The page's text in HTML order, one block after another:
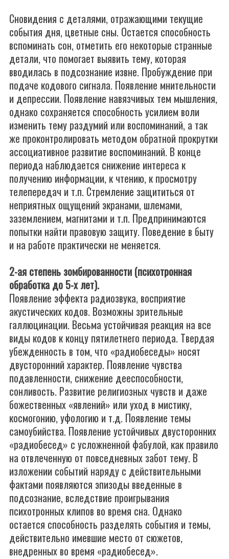
Сновидения с деталями, отражающими текущие
события дня, цветные сны. Остается способность
вспоминать сон, отметить его некоторые странные
детали, что помогает выявить тему, которая
вводилась в подсознание извне. Пробуждение при
подаче кодового сигнала. Появление мнительности
и депрессии. Появление навязчивых тем мышления,
однако сохраняется способность усилием воли
изменить тему раздумий или воспоминаний, а так
же проконтролировать методом обратной прокрутки
ассоциативное развитие воспоминаний. В конце
периода наблюдается снижение интереса к
получению информации, к чтению, к просмотру
телепередач и т.п. Стремление защититься от
неприятных ощущений экранами, шлемами,
заземлением, магнитами и т.п. Предпринимаются
попытки найти правовую защиту. Поведение в быту
и на работе практически не меняется.
2-ая степень зомбированности (психотронная
обработка до 5-х лет).
Появление эффекта радиозвука, восприятие
акустических кодов. Возможны зрительные
галлюцинации. Весьма устойчивая реакция на все
виды кодов к концу пятилетнего периода. Твердая
убежденность в том, что «радиобеседы» носят
двусторонний характер. Появление чувства
подавленности, снижение дееспособности,
сонливость. Развитие религиозных чувств и даже
божественных «явлений» или уход в мистику,
космогонию, уфологию и т.д. Появление темы
самоубийства. Появление устойчивых двусторонних
«радиобесед» с усложненной фабулой, как правило
на отвлеченную от повседневных забот тему. В
изложении событий наряду с действительными
фактами появляются эпизоды введенные в
подсознание, вследствие проигрывания
психотронных клипов во время сна. Однако
остается способность разделять события и темы,
действительно имевшие место от сюжетов,
внедренных во время «радиобесед».